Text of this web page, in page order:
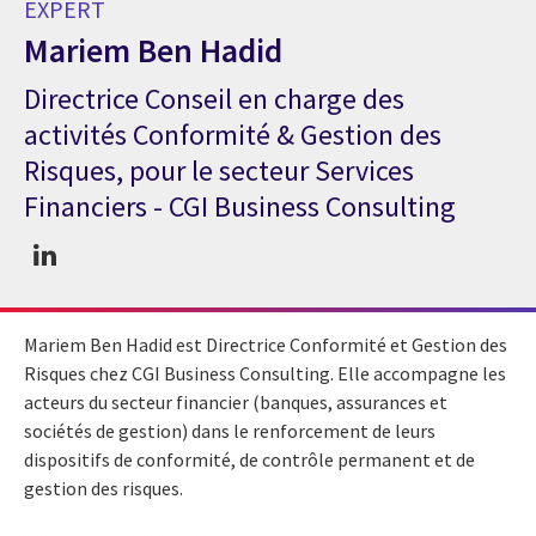
EXPERT
Mariem Ben Hadid
Expert Mariem Ben Hadid
Directrice Conseil en charge des
activités Conformité & Gestion des
Risques, pour le secteur Services
Financiers - CGI Business Consulting
Mariem Ben Hadid est Directrice Conformité et Gestion des
Risques chez CGI Business Consulting. Elle accompagne les
acteurs du secteur financier (banques, assurances et
sociétés de gestion) dans le renforcement de leurs
dispositifs de conformité, de contrôle permanent et de
gestion des risques.